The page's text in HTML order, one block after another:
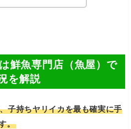
鮮魚専門店（魚屋）で
を解説
子持ちヤリイカを最も確実に手
。